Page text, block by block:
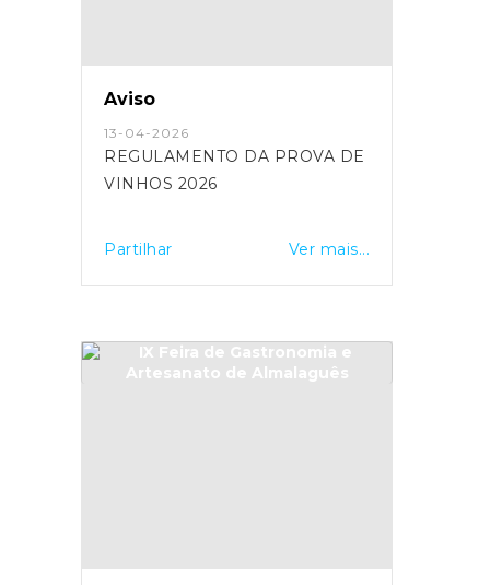
Aviso
13-04-2026
REGULAMENTO DA PROVA DE
VINHOS 2026
Partilhar Ver mais...